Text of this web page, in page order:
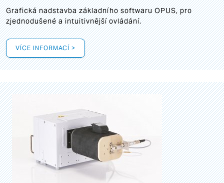
Grafickánadstavba základního softwaru OPUS, pro
zjednodušené a intuitivnější ovládání.
VÍCE INFORMACÍ >